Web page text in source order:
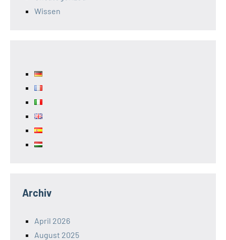
Wissen
Archiv
April 2026
August 2025